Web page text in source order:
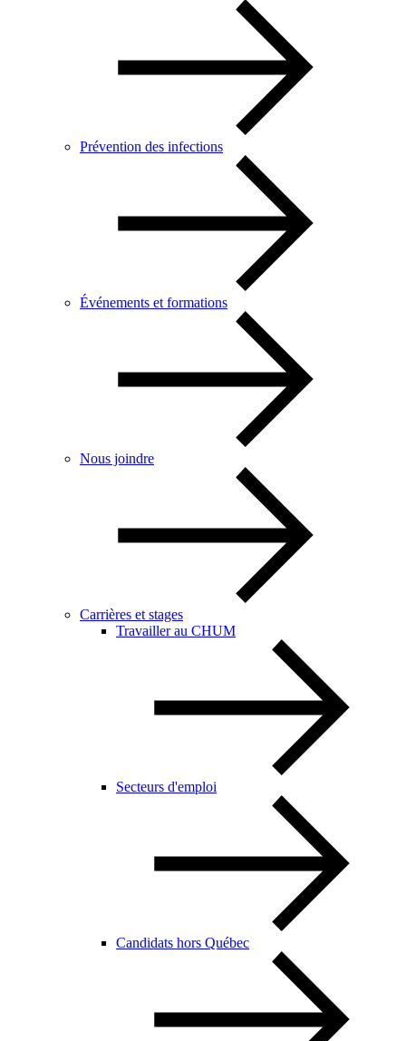
Prévention des infections
Événements et formations
Nous joindre
Carrières et stages
Travailler au CHUM
Secteurs d'emploi
Candidats hors Québec